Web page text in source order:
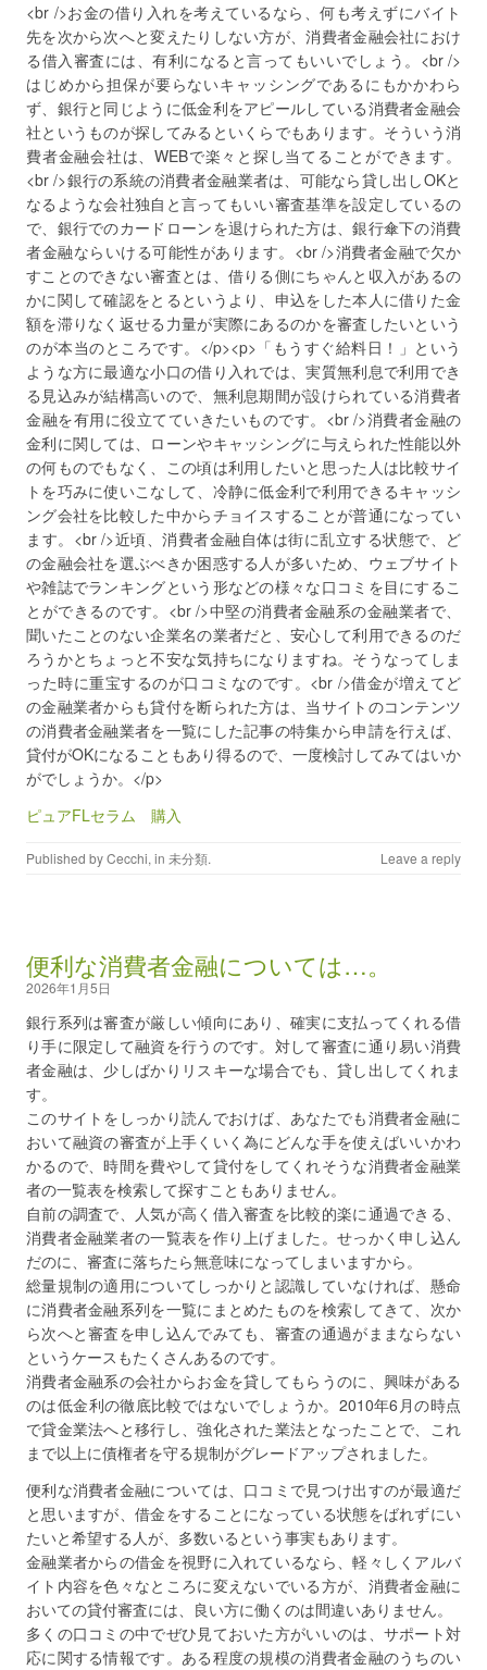
<br />お金の借り入れを考えているなら、何も考えずにバイト
先を次から次へと変えたりしない方が、消費者金融会社におけ
る借入審査には、有利になると言ってもいいでしょう。<br />
はじめから担保が要らないキャッシングであるにもかかわら
ず、銀行と同じように低金利をアピールしている消費者金融会
社というものが探してみるといくらでもあります。そういう消
費者金融会社は、WEBで楽々と探し当てることができます。
<br />銀行の系統の消費者金融業者は、可能なら貸し出しOKと
なるような会社独自と言ってもいい審査基準を設定しているの
で、銀行でのカードローンを退けられた方は、銀行傘下の消費
者金融ならいける可能性があります。<br />消費者金融で欠か
すことのできない審査とは、借りる側にちゃんと収入があるの
かに関して確認をとるというより、申込をした本人に借りた金
額を滞りなく返せる力量が実際にあるのかを審査したいという
のが本当のところです。</p><p>「もうすぐ給料日！」という
ような方に最適な小口の借り入れでは、実質無利息で利用でき
る見込みが結構高いので、無利息期間が設けられている消費者
金融を有用に役立てていきたいものです。<br />消費者金融の
金利に関しては、ローンやキャッシングに与えられた性能以外
の何ものでもなく、この頃は利用したいと思った人は比較サイ
トを巧みに使いこなして、冷静に低金利で利用できるキャッシ
ング会社を比較した中からチョイスすることが普通になってい
ます。<br />近頃、消費者金融自体は街に乱立する状態で、ど
の金融会社を選ぶべきか困惑する人が多いため、ウェブサイト
や雑誌でランキングという形などの様々な口コミを目にするこ
とができるのです。<br />中堅の消費者金融系の金融業者で、
聞いたことのない企業名の業者だと、安心して利用できるのだ
ろうかとちょっと不安な気持ちになりますね。そうなってしま
った時に重宝するのが口コミなのです。<br />借金が増えてど
の金融業者からも貸付を断られた方は、当サイトのコンテンツ
の消費者金融業者を一覧にした記事の特集から申請を行えば、
貸付がOKになることもあり得るので、一度検討してみてはいか
がでしょうか。</p>
ピュアFLセラム 購入
Published byCecchi, in 未分類. Leave a reply
便利な消費者金融については…。
2026年1月5日
銀行系列は審査が厳しい傾向にあり、確実に支払ってくれる借
り手に限定して融資を行うのです。対して審査に通り易い消費
者金融は、少しばかりリスキーな場合でも、貸し出してくれま
す。
このサイトをしっかり読んでおけば、あなたでも消費者金融に
おいて融資の審査が上手くいく為にどんな手を使えばいいかわ
かるので、時間を費やして貸付をしてくれそうな消費者金融業
者の一覧表を検索して探すこともありません。
自前の調査で、人気が高く借入審査を比較的楽に通過できる、
消費者金融業者の一覧表を作り上げました。せっかく申し込ん
だのに、審査に落ちたら無意味になってしまいますから。
総量規制の適用についてしっかりと認識していなければ、懸命
に消費者金融系列を一覧にまとめたものを検索してきて、次か
ら次へと審査を申し込んでみても、審査の通過がままならない
というケースもたくさんあるのです。
消費者金融系の会社からお金を貸してもらうのに、興味がある
のは低金利の徹底比較ではないでしょうか。2010年6月の時点
で貸金業法へと移行し、強化された業法となったことで、これ
まで以上に債権者を守る規制がグレードアップされました。
便利な消費者金融については、口コミで見つけ出すのが最適だ
と思いますが、借金をすることになっている状態をばれずにい
たいと希望する人が、多数いるという事実もあります。
金融業者からの借金を視野に入れているなら、軽々しくアルバ
イト内容を色々なところに変えないでいる方が、消費者金融に
おいての貸付審査には、良い方に働くのは間違いありません。
多くの口コミの中でぜひ見ておいた方がいいのは、サポート対
応に関する情報です。ある程度の規模の消費者金融のうちのい